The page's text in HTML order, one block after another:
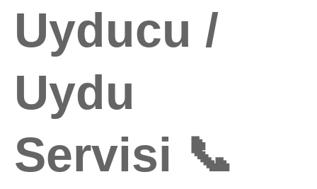
Uyducu /
Uydu
Servisi 📞